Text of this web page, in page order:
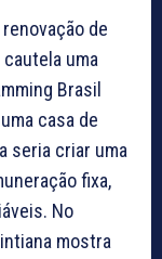
de
uma
Brasil
casa de
seria criar uma
fixa,
No
mostra